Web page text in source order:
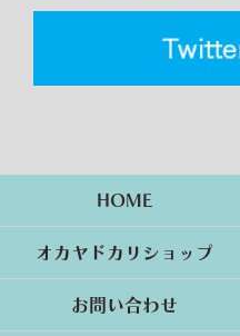
HOME
オカヤドカリショップ
お問い合わせ